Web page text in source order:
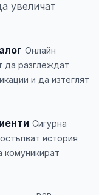
увеличат
Онлайн
да разглеждат
и да изтеглят
Сигурна
история
комуникират